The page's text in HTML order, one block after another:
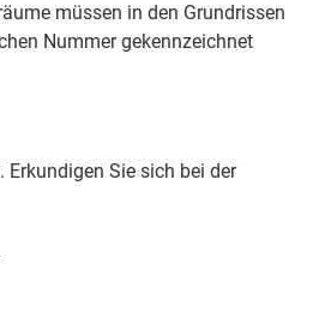
müssen in den Grundrissen
Nummer gekennzeichnet
Sie sich bei der